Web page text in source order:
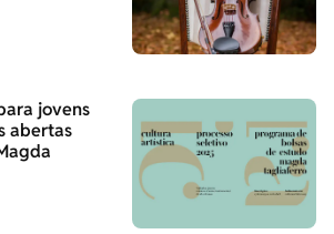
jovens
abertas